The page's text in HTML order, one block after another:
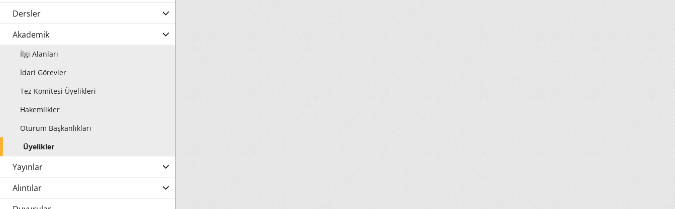
Dersler
Akademik
İlgi Alanları
İdari Görevler
Tez Komitesi Üyelikleri
Hakemlikler
Oturum Başkanlıkları
Üyelikler
Yayınlar
Alıntılar